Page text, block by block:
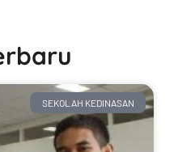
SEKOLAH KEDINASAN